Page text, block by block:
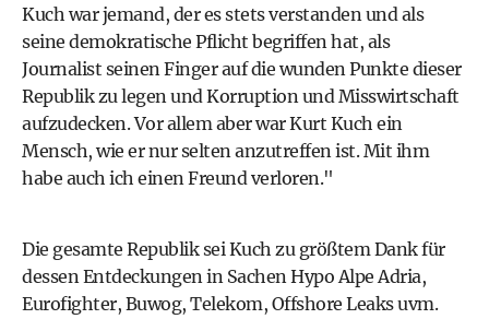
Kuch war jemand, der es stets verstanden und als
seine demokratische Pflicht begriffen hat, als
Journalist seinen Finger auf die wunden Punkte dieser
Republik zu legen und Korruption und Misswirtschaft
aufzudecken. Vor allem aber war Kurt Kuch ein
Mensch, wie er nur selten anzutreffen ist. Mit ihm
habe auch ich einen Freund verloren."
Die gesamte Republik sei Kuch zu größtem Dank für
dessen Entdeckungen in Sachen Hypo Alpe Adria,
Eurofighter, Buwog, Telekom, Offshore Leaks uvm.